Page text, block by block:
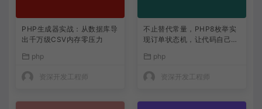
PHP生成器实战：从数据库导
出千万级CSV内存零压力
php
资深开发工程师
不止替代常量，PHP8枚举实
现订单状态机，让代码自己说
php
资深开发工程师